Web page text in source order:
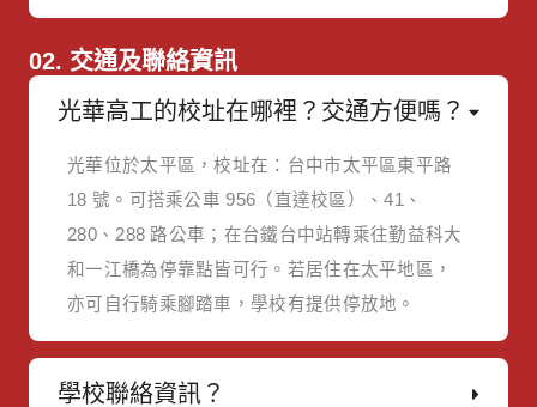
02. 交通及聯絡資訊
光華高工的校址在哪裡？交通方便嗎？
光華位於太平區，校址在：台中市太平區東平路
18 號。可搭乘公車 956（直達校區）、41、
280、288 路公車；在台鐵台中站轉乘往勤益科大
和一江橋為停靠點皆可行。若居住在太平地區，
亦可自行騎乘腳踏車，學校有提供停放地。
學校聯絡資訊？